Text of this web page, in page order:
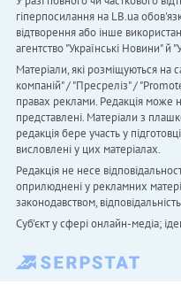
гіперпосилання на LB.ua
відтворення або інше
агентство "Українськi Новини" й
Матеріали, які розміщуються на
компаній" / "Пресреліз" /
правах реклами. Редакція може
представлені. Матеріали з
редакція бере участь у
висловлені у цих матеріалах.
Редакція не несе
оприлюднені у рекламних
законодавством,
Cуб'єкт у сфері онлайн-медіа;